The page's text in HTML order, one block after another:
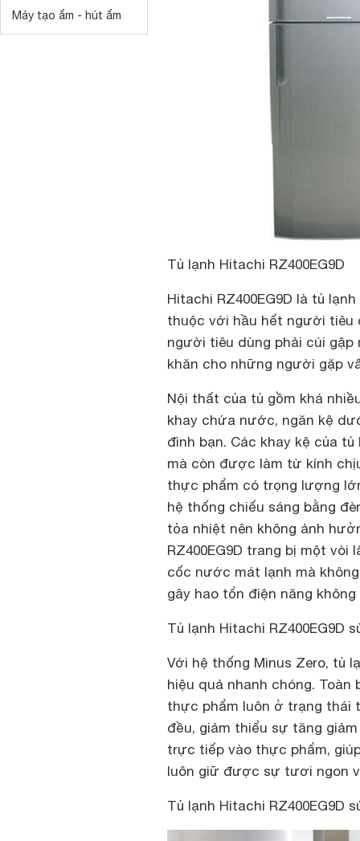
Máy tạo ẩm - hút ẩm
Tủ lạnh Hitachi RZ400EG9D
Hitachi RZ400EG9D là tủ
thuộc với hầu hết người tiêu
người tiêu dùng phải cúi
khăn cho những người gặp
Nội thất của tủ gồm khá
khay chứa nước, ngăn kệ
đình bạn. Các khay kệ của
mà còn được làm từ kính
thực phẩm có trọng lượng
hệ thống chiếu sáng bằng
tỏa nhiệt nên không ảnh
RZ400EG9D trang bị một
cốc nước mát lạnh mà
gây hao tổn điện năng
Tủ lạnh Hitachi RZ400EG9D
Với hệ thống Minus Zero, tủ
hiệu quả nhanh chóng.
thực phẩm luôn ở trạng thái
đều, giảm thiểu sự tăng
trực tiếp vào thực phẩm,
luôn giữ được sự tươi ngon
Tủ lạnh Hitachi RZ400EG9D